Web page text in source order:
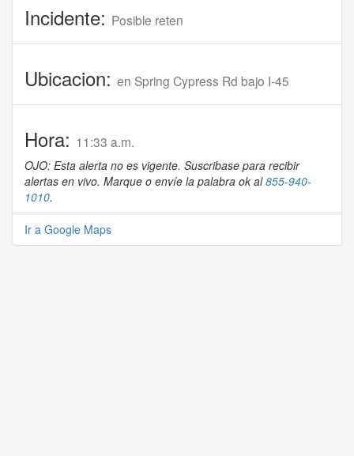
Incidente: Posible reten
Ubicacion: en Spring Cypress Rd bajo I-45
Hora: 11:33 a.m.
OJO: Esta alerta no es vigente. Suscribase para recibir
alertas en vivo. Marque o envíe la palabra ok al855-940-
1010.
Ir a Google Maps